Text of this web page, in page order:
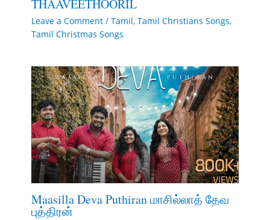
THAAVEETHOORIL
Leave a Comment / Tamil, Tamil Christians Songs,
Tamil Christmas Songs
Maasilla Deva Puthiran மாசில்லாத் தேவ
புத்திரன்